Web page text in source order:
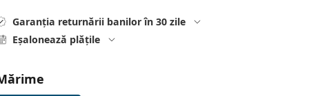
Garanția returnării banilor în 30 zile
Eșalonează plățile
parametrii